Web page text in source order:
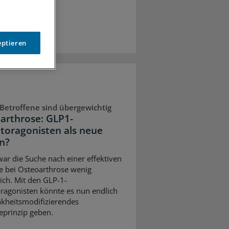
sind übergewichtig
GLP1-
als neue
die Suche nach einer effektiven
bei Osteoarthrose wenig
Mit den GLP-1-
könnte es nun endlich
geben.